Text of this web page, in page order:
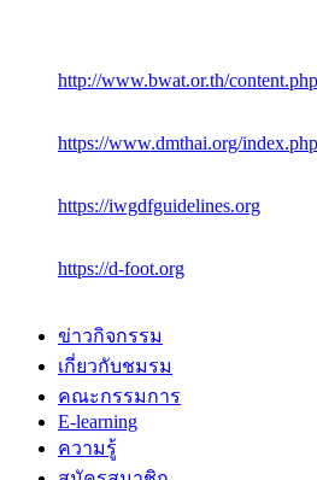
http://www.bwat.or.th/
https://www.dmthai.org/index.php
https://iwgdfguidelines.org
https://d-foot.org
ข่าวกิจกรรม
เกี่ยวกับชมรม
คณะกรรมการ
E-learning
ความรู้